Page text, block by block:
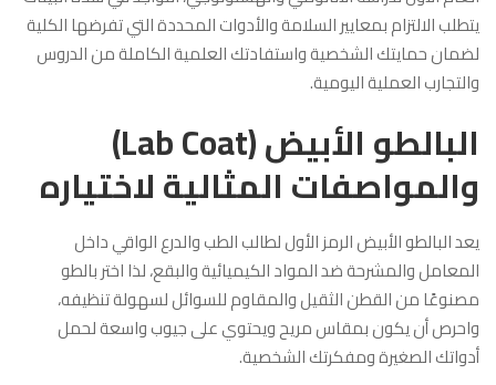
يتطلب الالتزام بمعايير السلامة والأدوات المحددة التي تفرضها الكلية
لضمان حمايتك الشخصية واستفادتك العلمية الكاملة من الدروس
والتجارب العملية اليومية.
البالطو الأبيض (Lab Coat)
والمواصفات المثالية لاختياره
يعد البالطو الأبيض الرمز الأول لطالب الطب والدرع الواقي داخل
المعامل والمشرحة ضد المواد الكيميائية والبقع، لذا اختر بالطو
مصنوعًا من القطن الثقيل والمقاوم للسوائل لسهولة تنظيفه،
واحرص أن يكون بمقاس مريح ويحتوي على جيوب واسعة لحمل
أدواتك الصغيرة ومفكرتك الشخصية.